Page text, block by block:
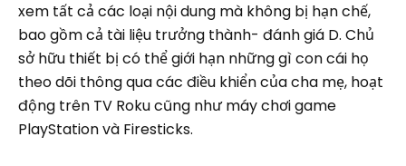
xem tất cả các loại nội dung mà không bị hạn chế,
bao gồm cả tài liệu trưởng thành- đánh giá D. Chủ
sở hữu thiết bị có thể giới hạn những gì con cái họ
theo dõi thông qua các điều khiển của cha mẹ, hoạt
động trên TV Roku cũng như máy chơi game
PlayStation và Firesticks.